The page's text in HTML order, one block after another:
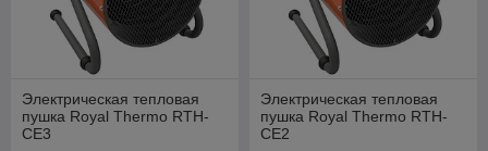
Электрическая тепловая
пушка Royal Thermo RTH-
CE3
Электрическая тепловая
пушка Royal Thermo RTH-
CE2